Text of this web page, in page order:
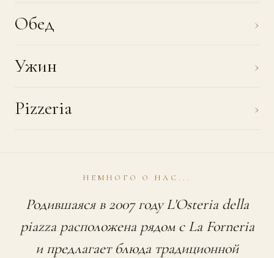
Обед
›
Ужин
›
Pizzeria
›
НЕМНОГО О НАС...
Родившаяся в 2007 году L'Osteria della
piazza расположена рядом с La Forneria
и предлагает блюда традиционной